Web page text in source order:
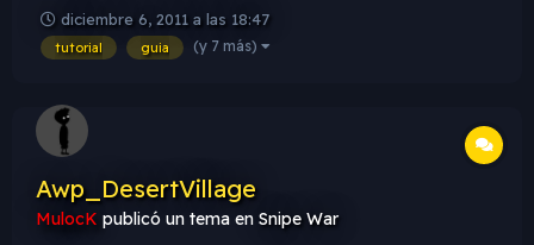
fuera una pared mas pero que no va a verse en el juego. Hay
varias maneras de hacer el cielo, dependiendo de...
diciembre 6, 2011 a las 18:47
tutorial guia (y 7 más)
Awp_DesertVillage
MulocK publicó un tema en Snipe War